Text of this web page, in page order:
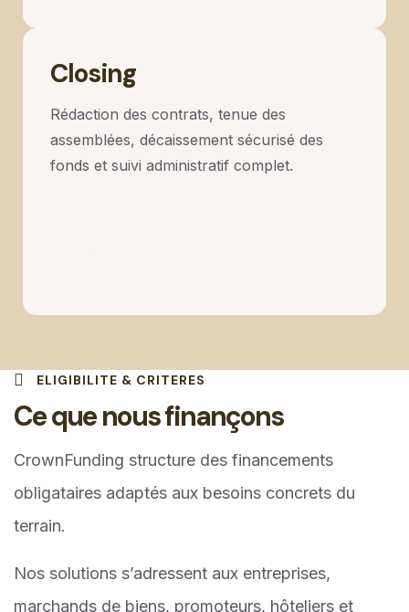
Closing
Rédaction des contrats, tenue des
assemblées, décaissement sécurisé des
fonds et suivi administratif complet.
ELIGIBILITE & CRITERES
Ce que nous finançons
CrownFunding structure des financements
obligataires adaptés aux besoins concrets du
terrain.
Nos solutions s’adressent aux entreprises,
marchands de biens, promoteurs, hôteliers et